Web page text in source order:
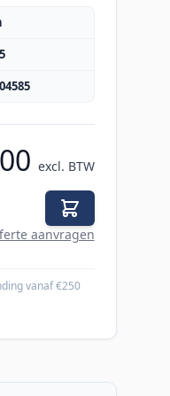
excl. BTW
aanvragen
vanaf €250